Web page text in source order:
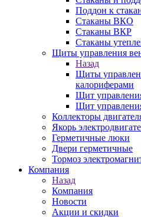
Поддон к
Стаканы ВКО
Стаканы ВКР
Стаканы
Щиты управления
Назад
Щиты
калориферами
Щит
Щит
Коллекторы
Якорь
Герметичные люки
Двери герметичные
Тормоз
Компания
Назад
Компания
Новости
Акции и скидки